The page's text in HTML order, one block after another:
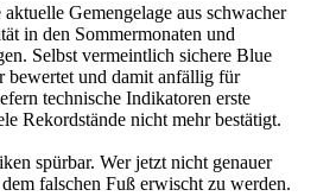
Gemengelage aus schwacher
in den Sommermonaten und
Selbst vermeintlich sichere Blue
bewertet und damit anfällig für
technische Indikatoren erste
Rekordstände nicht mehr bestätigt.
spürbar. Wer jetzt nicht genauer
falschen Fuß erwischt zu werden.